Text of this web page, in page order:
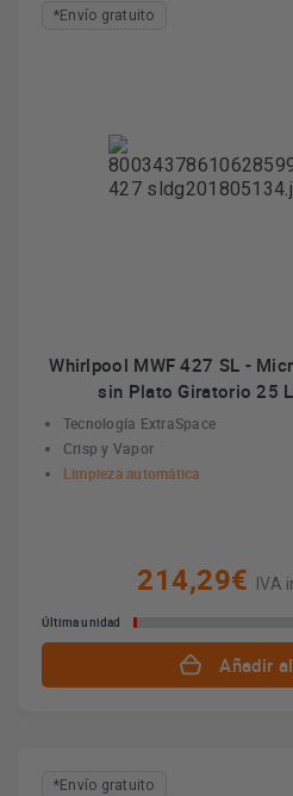
*Envío gratuito
Whirlpool MWF 427 SL -
sin Plato Giratorio 25
Tecnología ExtraSpace
Crisp y Vapor
Limpieza automática
214,29€ IVA
Última unidad
Añadir
*Envío gratuito